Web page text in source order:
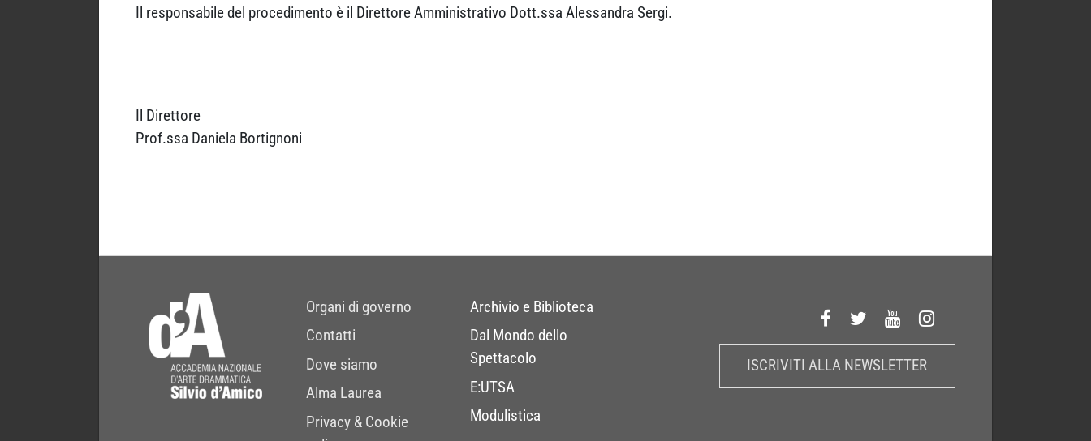
Il responsabile del procedimento è il Direttore Amministrativo Dott.ssa Alessandra Sergi.
Il Direttore
Prof.ssa Daniela Bortignoni
ISCRIVITI ALLA NEWSLETTER
Organi di governo
Contatti
Dove siamo
Alma Laurea
Privacy & Cookie
Archivio e Biblioteca
Dal Mondo dello
Spettacolo
E:UTSA
Modulistica